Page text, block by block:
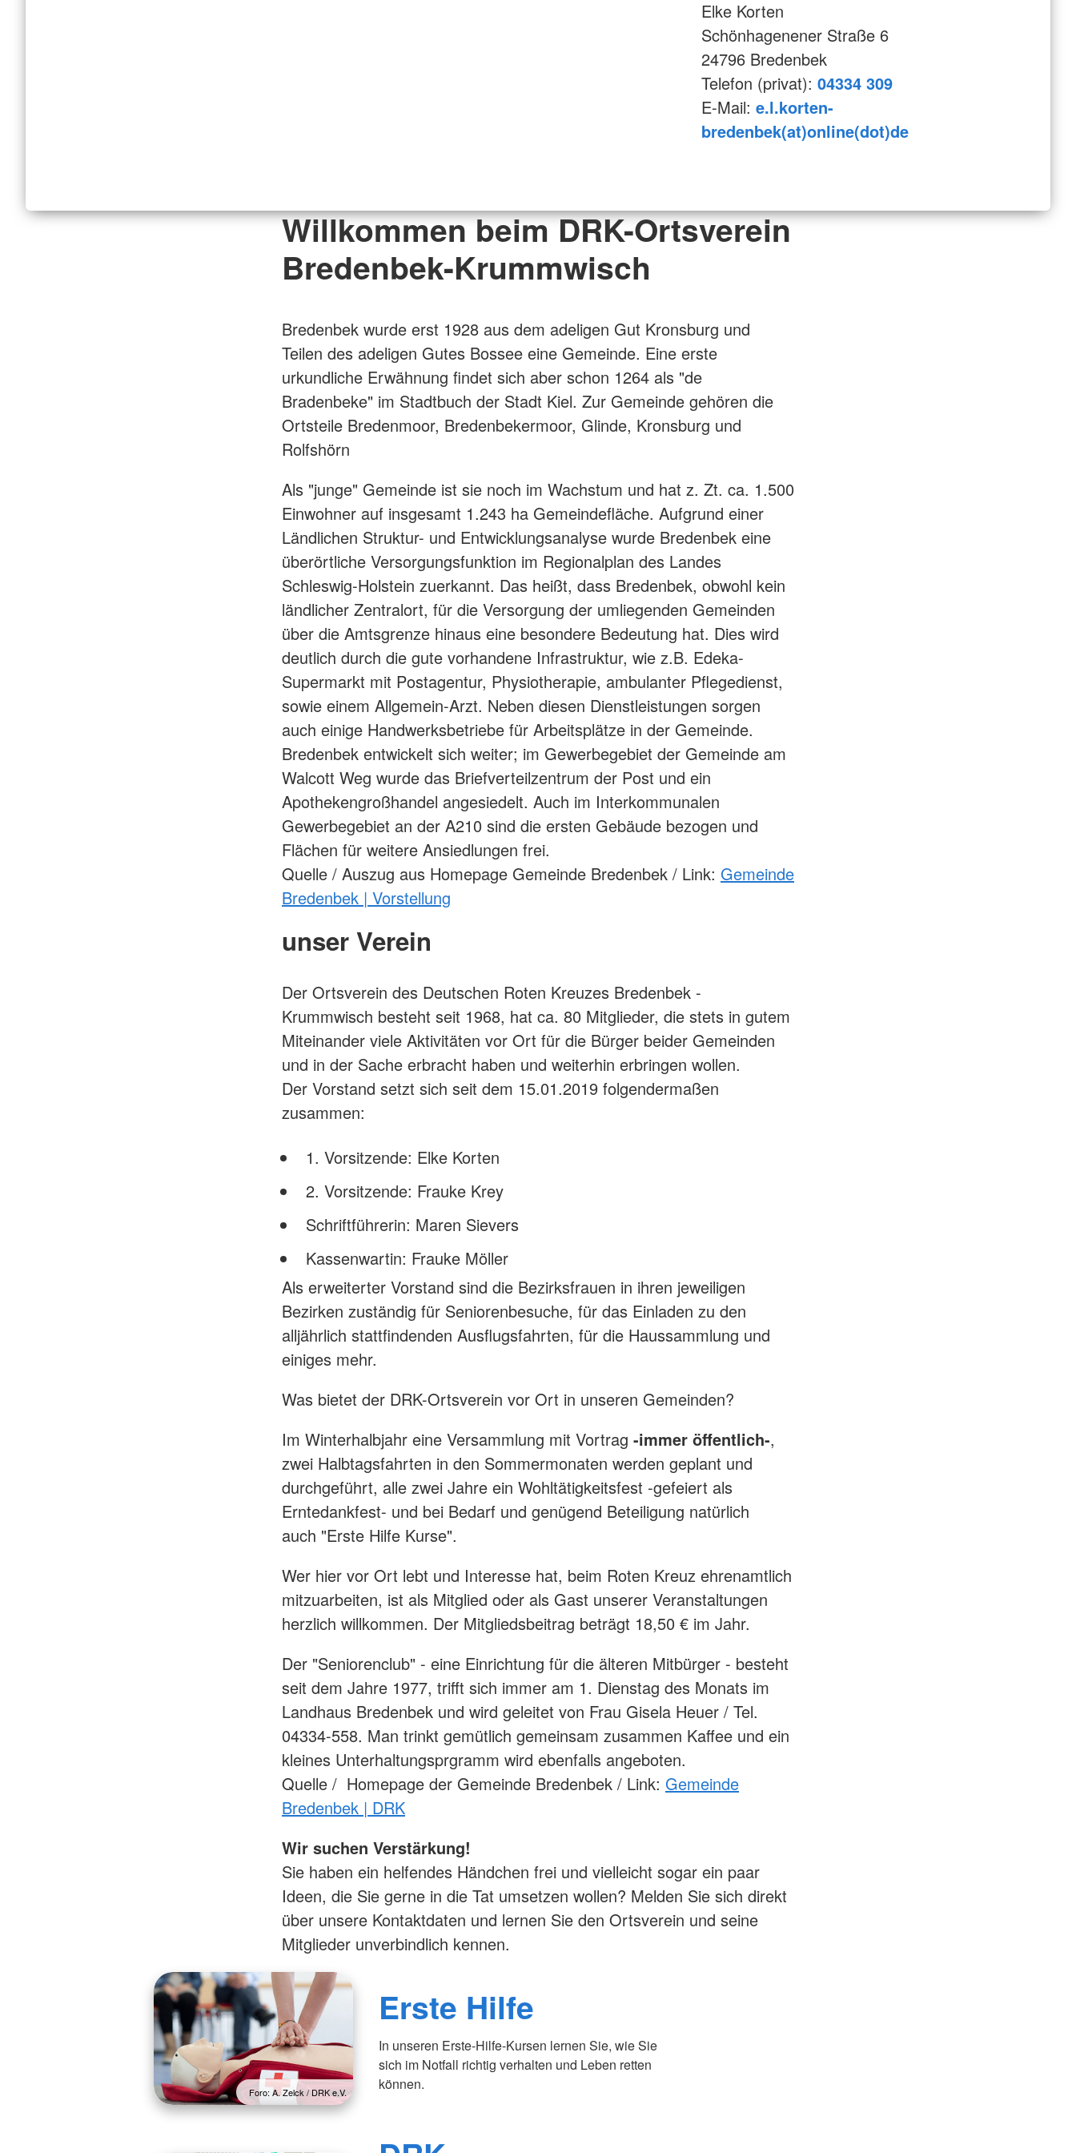
Elke Korten
Schönhagenener Straße 6
24796 Bredenbek
Telefon (privat): 04334 309
E-Mail: e.l.korten-
bredenbek(at)online(dot)de
Willkommen beim DRK-Ortsverein
Bredenbek-Krummwisch
Bredenbek wurde erst 1928 aus dem adeligen Gut Kronsburg und
Teilen des adeligen Gutes Bossee eine Gemeinde. Eine erste
urkundliche Erwähnung findet sich aber schon 1264 als "de
Bradenbeke" im Stadtbuch der Stadt Kiel. Zur Gemeinde gehören die
Ortsteile Bredenmoor, Bredenbekermoor, Glinde, Kronsburg und
Rolfshörn
Als "junge" Gemeinde ist sie noch im Wachstum und hat z. Zt. ca. 1.500
Einwohner auf insgesamt 1.243 ha Gemeindefläche. Aufgrund einer
Ländlichen Struktur- und Entwicklungsanalyse wurde Bredenbek eine
überörtliche Versorgungsfunktion im Regionalplan des Landes
Schleswig-Holstein zuerkannt. Das heißt, dass Bredenbek, obwohl kein
ländlicher Zentralort, für die Versorgung der umliegenden Gemeinden
über die Amtsgrenze hinaus eine besondere Bedeutung hat. Dies wird
deutlich durch die gute vorhandene Infrastruktur, wie z.B. Edeka-
Supermarkt mit Postagentur, Physiotherapie, ambulanter Pflegedienst,
sowie einem Allgemein-Arzt. Neben diesen Dienstleistungen sorgen
auch einige Handwerksbetriebe für Arbeitsplätze in der Gemeinde.
Bredenbek entwickelt sich weiter; im Gewerbegebiet der Gemeinde am
Walcott Weg wurde das Briefverteilzentrum der Post und ein
Apothekengroßhandel angesiedelt. Auch im Interkommunalen
Gewerbegebiet an der A210 sind die ersten Gebäude bezogen und
Flächen für weitere Ansiedlungen frei.
Quelle / Auszug aus Homepage Gemeinde Bredenbek / Link: Gemeinde
Bredenbek | Vorstellung
unser Verein
Der Ortsverein des Deutschen Roten Kreuzes Bredenbek -
Krummwisch besteht seit 1968, hat ca. 80 Mitglieder, die stets in gutem
Miteinander viele Aktivitäten vor Ort für die Bürger beider Gemeinden
und in der Sache erbracht haben und weiterhin erbringen wollen.
Der Vorstand setzt sich seit dem 15.01.2019 folgendermaßen
zusammen:
1. Vorsitzende: Elke Korten
2. Vorsitzende: Frauke Krey
Schriftführerin: Maren Sievers
Kassenwartin: Frauke Möller
Als erweiterter Vorstand sind die Bezirksfrauen in ihren jeweiligen
Bezirken zuständig für Seniorenbesuche, für das Einladen zu den
alljährlich stattfindenden Ausflugsfahrten, für die Haussammlung und
einiges mehr.
Was bietet der DRK-Ortsverein vor Ort in unseren Gemeinden?
Im Winterhalbjahr eine Versammlung mit Vortrag -immer öffentlich-,
zwei Halbtagsfahrten in den Sommermonaten werden geplant und
durchgeführt, alle zwei Jahre ein Wohltätigkeitsfest -gefeiert als
Erntedankfest- und bei Bedarf und genügend Beteiligung natürlich
auch "Erste Hilfe Kurse".
Wer hier vor Ort lebt und Interesse hat, beim Roten Kreuz ehrenamtlich
mitzuarbeiten, ist als Mitglied oder als Gast unserer Veranstaltungen
herzlich willkommen. Der Mitgliedsbeitrag beträgt 18,50 € im Jahr.
Der "Seniorenclub" - eine Einrichtung für die älteren Mitbürger - besteht
seit dem Jahre 1977, trifft sich immer am 1. Dienstag des Monats im
Landhaus Bredenbek und wird geleitet von Frau Gisela Heuer / Tel.
04334-558. Man trinkt gemütlich gemeinsam zusammen Kaffee und ein
kleines Unterhaltungsprgramm wird ebenfalls angeboten.
Quelle / Homepage der Gemeinde Bredenbek / Link: Gemeinde
Bredenbek | DRK
Wir suchen Verstärkung!
Sie haben ein helfendes Händchen frei und vielleicht sogar ein paar
Ideen, die Sie gerne in die Tat umsetzen wollen? Melden Sie sich direkt
über unsere Kontaktdaten und lernen Sie den Ortsverein und seine
Mitglieder unverbindlich kennen.
Foro: A. Zelck / DRK e.V.
Erste Hilfe
In unseren Erste-Hilfe-Kursen lernen Sie, wie Sie
sich im Notfall richtig verhalten und Leben retten
können.